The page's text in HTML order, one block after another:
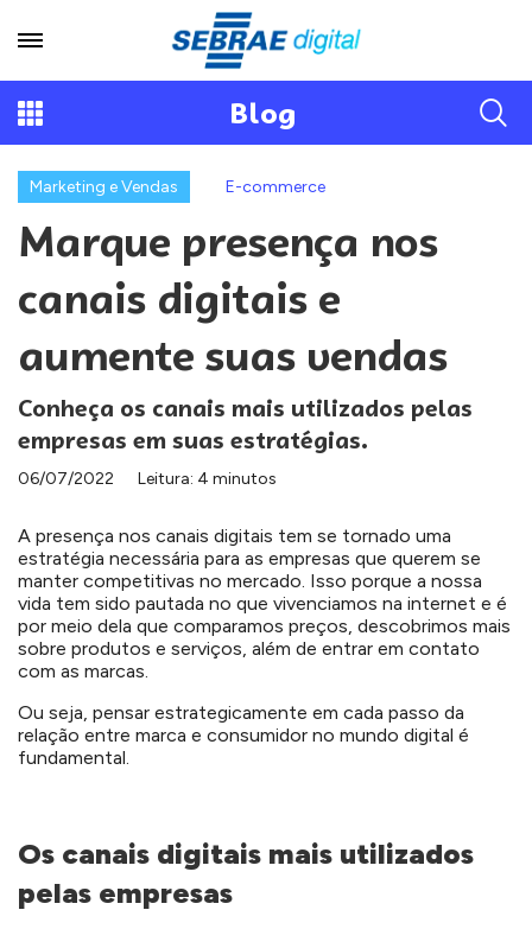
Blog
Marketing e Vendas E-commerce
Marque presença nos
canais digitais e
aumente suas vendas
Conheça os canais mais utilizados pelas
empresas em suas estratégias.
06/07/2022 Leitura: 4 minutos
A presença nos canais digitais tem se tornado uma
estratégia necessária para as empresas que querem se
manter competitivas no mercado. Isso porque a nossa
vida tem sido pautada no que vivenciamos na internet e é
por meio dela que comparamos preços, descobrimos mais
sobre produtos e serviços, além de entrar em contato
com as marcas.
Ou seja, pensar estrategicamente em cada passo da
relação entre marca e consumidor no mundo digital é
fundamental.
Os canais digitais mais utilizados
pelas empresas